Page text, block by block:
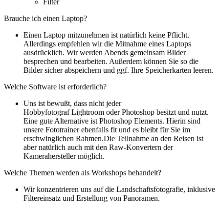
Filter
Brauche ich einen Laptop?
Einen Laptop mitzunehmen ist natürlich keine Pflicht.
Allerdings empfehlen wir die Mitnahme eines Laptops
ausdrücklich. Wir werden Abends gemeinsam Bilder
besprechen und bearbeiten. Außerdem können Sie so die
Bilder sicher abspeichern und ggf. Ihre Speicherkarten leeren.
Welche Software ist erforderlich?
Uns ist bewußt, dass nicht jeder
Hobbyfotograf Lightroom oder Photoshop besitzt und nutzt.
Eine gute Alternative ist Photoshop Elements. Hierin sind
unsere Fototrainer ebenfalls fit und es bleibt für Sie im
erschwinglichen Rahmen.Die Teilnahme an den Reisen ist
aber natürlich auch mit den Raw-Konvertern der
Kamerahersteller möglich.
Welche Themen werden als Workshops behandelt?
Wir konzentrieren uns auf die Landschaftsfotografie, inklusive
Filtereinsatz und Erstellung von Panoramen.